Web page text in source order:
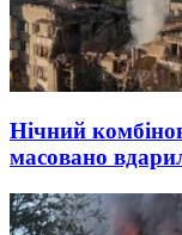
Нічний
масовано